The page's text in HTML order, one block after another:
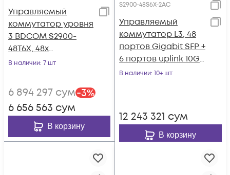
Управляемый
коммутатор уровня
3 BDCOM S2900-
48T6X, 48x
10/100/1000Base-T,
В наличии: 7 шт
6 894 297 сум-3%
6 656 563 сум
В корзину
S2900-48S6X-2AC
Управляемый
коммутатор L3, 48
портов Gigabit SFP +
6 портов uplink 10G
SFP+ c двумя БП AC-
В наличии: 10+ шт
12 243 321 сум
В корзину